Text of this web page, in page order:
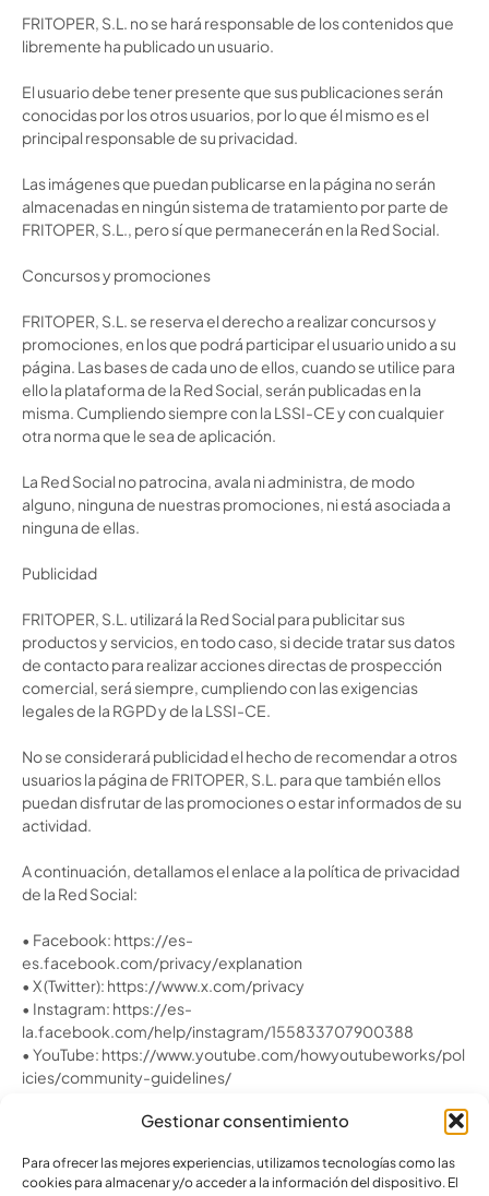
Gestionar consentimiento
Para ofrecer las mejores experiencias, utilizamos tecnologías como las
cookies para almacenar y/o acceder a la información del dispositivo. El
FRITOPER, S.L. no se hará responsable de los contenidos que
libremente ha publicado un usuario.
El usuario debe tener presente que sus publicaciones serán
conocidas por los otros usuarios, por lo que él mismo es el
principal responsable de su privacidad.
Las imágenes que puedan publicarse en la página no serán
almacenadas en ningún sistema de tratamiento por parte de
FRITOPER, S.L., pero sí que permanecerán en la Red Social.
Concursos y promociones
FRITOPER, S.L. se reserva el derecho a realizar concursos y
promociones, en los que podrá participar el usuario unido a su
página. Las bases de cada uno de ellos, cuando se utilice para
ello la plataforma de la Red Social, serán publicadas en la
misma. Cumpliendo siempre con la LSSI-CE y con cualquier
otra norma que le sea de aplicación.
La Red Social no patrocina, avala ni administra, de modo
alguno, ninguna de nuestras promociones, ni está asociada a
ninguna de ellas.
Publicidad
FRITOPER, S.L. utilizará la Red Social para publicitar sus
productos y servicios, en todo caso, si decide tratar sus datos
de contacto para realizar acciones directas de prospección
comercial, será siempre, cumpliendo con las exigencias
legales de la RGPD y de la LSSI-CE.
No se considerará publicidad el hecho de recomendar a otros
usuarios la página de FRITOPER, S.L. para que también ellos
puedan disfrutar de las promociones o estar informados de su
actividad.
A continuación, detallamos el enlace a la política de privacidad
de la Red Social:
• Facebook: https://es-
es.facebook.com/privacy/explanation
• X (Twitter): https://www.x.com/privacy
• Instagram: https://es-
la.facebook.com/help/instagram/155833707900388
• YouTube: https://www.youtube.com/howyoutubeworks/pol
icies/community-guidelines/